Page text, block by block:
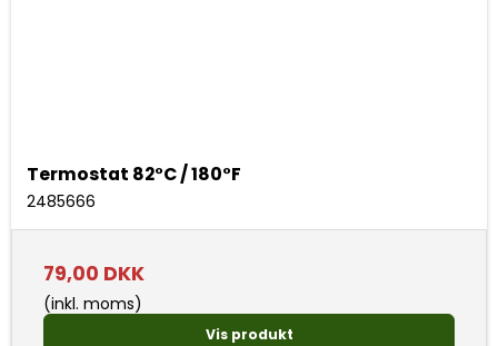
Termostat 82°C / 180°F
2485666
79,00 DKK
(inkl. moms)
Vis produkt